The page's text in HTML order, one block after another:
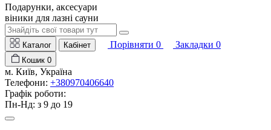
Подарунки, аксесуари
віники для лазні сауни
Каталог Кабінет Порівняти 0 Закладки 0
Кошик 0
м. Київ, Україна
Телефони: +380970406640
Графік роботи:
Пн-Нд: з 9 до 19